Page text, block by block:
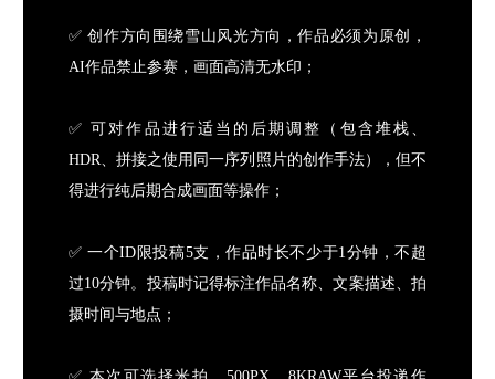
✅ 创作方向围绕雪山风光方向，作品必须为原创，
AI作品禁止参赛，画面高清无水印；
✅ 可对作品进行适当的后期调整（包含堆栈、
HDR、拼接之使用同一序列照片的创作手法），但不
得进行纯后期合成画面等操作；
✅ 一个ID限投稿5支，作品时长不少于1分钟，不超
过10分钟。投稿时记得标注作品名称、文案描述、拍
摄时间与地点；